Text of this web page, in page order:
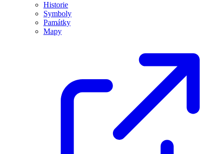
Historie
Symboly
Památky
Mapy